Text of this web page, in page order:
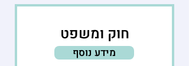
חוק ומשפט
מידע נוסף